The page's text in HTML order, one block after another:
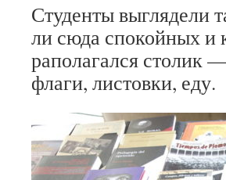
Студенты выглядели
ли сюда спокойных и
раполагался столик
флаги, листовки, еду.